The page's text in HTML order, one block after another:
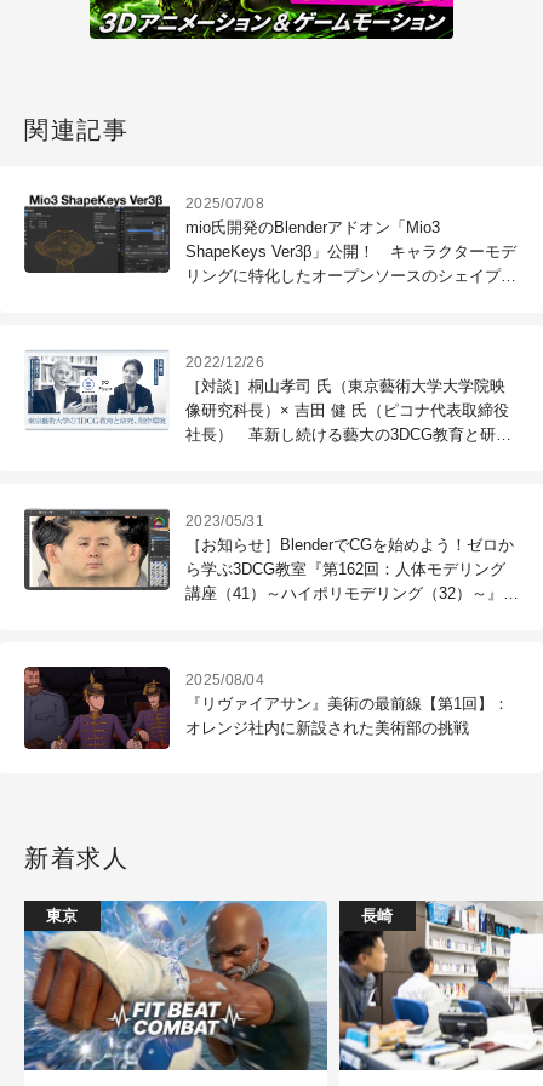
関連記事
2025/07/08
mio氏開発のBlenderアドオン「Mio3
ShapeKeys Ver3β」公開！ キャラクターモデ
リングに特化したオープンソースのシェイプキ
2022/12/26
［対談］桐山孝司 氏（東京藝術大学大学院映
像研究科長）× 吉田 健 氏（ピコナ代表取締役
社長） 革新し続ける藝大の3DCG教育と研
2023/05/31
［お知らせ］BlenderでCGを始めよう！ゼロか
ら学ぶ3DCG教室『第162回：人体モデリング
講座（41）～ハイポリモデリング（32）～』が
2025/08/04
『リヴァイアサン』美術の最前線【第1回】：
オレンジ社内に新設された美術部の挑戦
新着求人
東京 長崎